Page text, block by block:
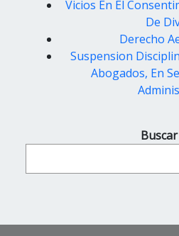
Vicios En El
De
Derecho
Suspension
Abogados, En
Buscar